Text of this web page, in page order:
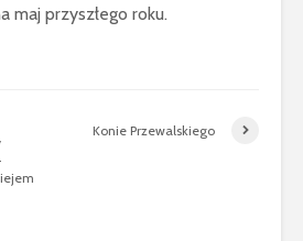
maj przyszłego roku.
Konie Przewalskiego